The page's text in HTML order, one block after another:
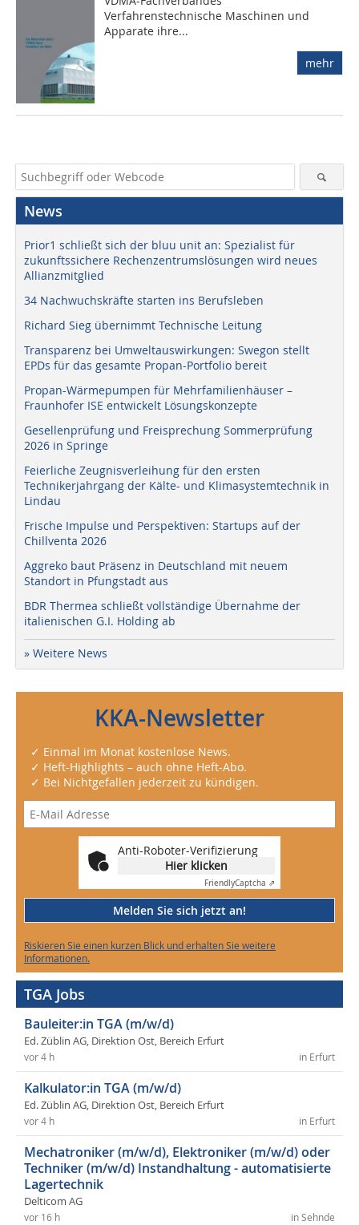
Verfahrenstechnische Maschinen und
Apparate ihre...
mehr
News
Prior1 schließt sich der bluu unit an: Spezialist für
zukunftssichere Rechenzentrumslösungen wird neues
Allianzmitglied
34 Nachwuchskräfte starten ins Berufsleben
Richard Sieg übernimmt Technische Leitung
Transparenz bei Umweltauswirkungen: Swegon stellt
EPDs für das gesamte Propan-Portfolio bereit
Propan-Wärmepumpen für Mehrfamilienhäuser –
Fraunhofer ISE entwickelt Lösungskonzepte
Gesellenprüfung und Freisprechung Sommerprüfung
2026 in Springe
Feierliche Zeugnisverleihung für den ersten
Technikerjahrgang der Kälte- und Klimasystemtechnik in
Lindau
Frische Impulse und Perspektiven: Startups auf der
Chillventa 2026
Aggreko baut Präsenz in Deutschland mit neuem
Standort in Pfungstadt aus
BDR Thermea schließt vollständige Übernahme der
italienischen G.I. Holding ab
» Weitere News
KKA-Newsletter
✓ Einmal im Monat kostenlose News.
✓ Heft-Highlights – auch ohne Heft-Abo.
✓ Bei Nichtgefallen jederzeit zu kündigen.
Anti-Roboter-Verifizierung
Hier klicken
FriendlyCaptcha ⇗
Melden Sie sich jetzt an!
Riskieren Sie einen kurzen Blick und erhalten Sie weitere
Informationen.
TGA Jobs
Bauleiter:in TGA (m/w/d)
Ed. Züblin AG, Direktion Ost, Bereich Erfurt
in Erfurt
vor 4 h
Kalkulator:in TGA (m/w/d)
Ed. Züblin AG, Direktion Ost, Bereich Erfurt
in Erfurt
vor 4 h
Mechatroniker (m/w/d), Elektroniker (m/w/d) oder
Techniker (m/w/d) Instandhaltung - automatisierte
Lagertechnik
Delticom AG
in Sehnde
vor 16 h